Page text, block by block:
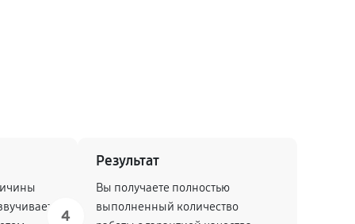
4
Результат
Вы получаете полностью
выполненный количество